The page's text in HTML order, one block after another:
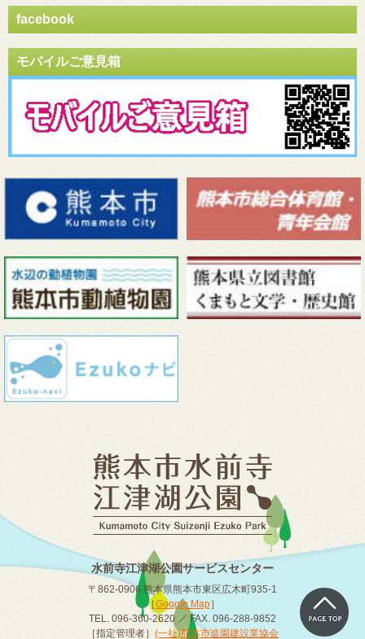
facebook
モバイルご意見箱
水前寺江津湖公園サービスセンター
〒862-0906 熊本県熊本市東区広木町935-1
［Google Map］
TEL. 096-360-2620 ／ FAX. 096-288-9852
［指定管理者］ (一社)熊本市造園建設業協会